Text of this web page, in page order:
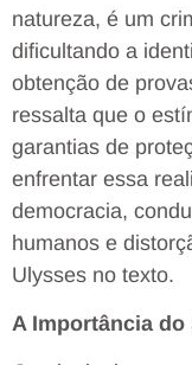
natureza, é um
dificultando a
obtenção de
ressalta que o
garantias de
enfrentar essa
democracia,
humanos e
Ulysses no texto.
A Importância do